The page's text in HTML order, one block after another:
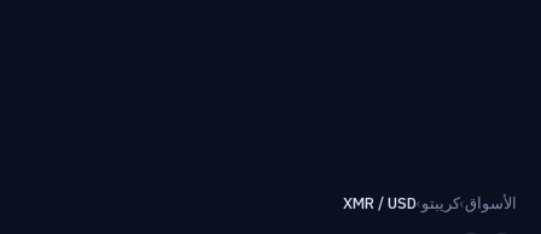
الأسواق›كريبتو›
XMR / USD